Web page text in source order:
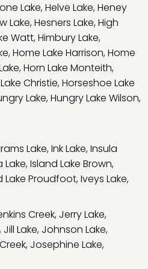
Lake,Helve Lake,Heney
Lake,Hesners Lake,High
Watt,Himbury Lake,
,Home Lake Harrison,Home
,Horn Lake Monteith,
Christie,Horseshoe Lake
Lake,Hungry Lake Wilson,
Lake,Ink Lake,Insula
Lake,Island Lake Brown,
Lake Proudfoot,Iveys Lake,
Creek, Jerry Lake,
, Jill Lake, Johnson Lake,
, Josephine Lake,